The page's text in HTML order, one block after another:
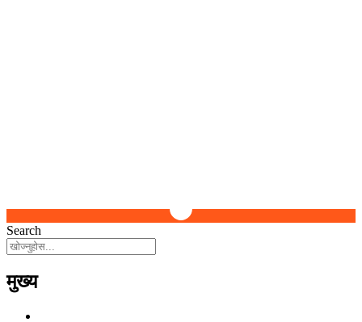
Search
मुख्य